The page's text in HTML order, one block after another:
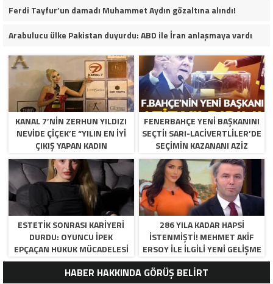
Ferdi Tayfur’un damadı Muhammet Aydın gözaltına alındı!
Arabulucu ülke Pakistan duyurdu: ABD ile İran anlaşmaya vardı
KANAL 7’NİN ZERHUN YILDIZI
NEVİDE ÇİÇEK’E “YILIN EN İYİ
ÇIKIŞ YAPAN KADIN
OYUNCUSU” ÖDÜLÜ!
FENERBAHÇE YENI BAŞKANINI
SEÇTI! SARI-LACIVERTLILER’DE
SEÇIMIN KAZANANI AZIZ
YILDIRIM OLDU
ESTETIK SONRASI KARIYERI
DURDU: OYUNCU İPEK
EPÇAÇAN HUKUK MÜCADELESI
VERIYOR
286 YILA KADAR HAPSI
ISTENMIŞTI! MEHMET AKIF
ERSOY ILE ILGILI YENI GELIŞME
HABER HAKKINDA GÖRÜŞ BELİRT